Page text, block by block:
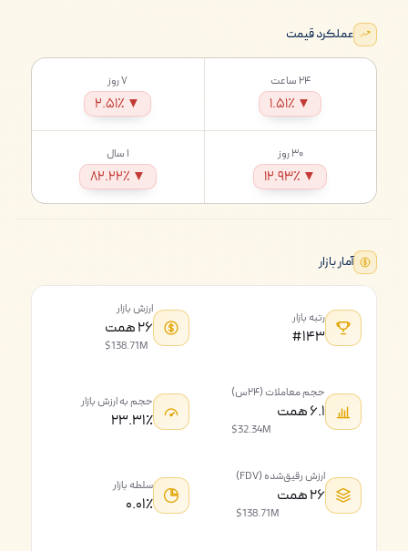
عملکرد قیمت
۲۴ ساعت
▼ ۱.۵۱٪
۷ روز
▼ ۲.۵۱٪
۳۰ روز
▼ ۱۲.۹۳٪
۱ سال
▼ ۸۲.۲۲٪
آمار بازار
رتبه بازار
#۱۴۳
ارزش بازار
۲۶ همت
$138.71M
حجم معاملات (۲۴س)
۶.۱ همت
$32.34M
حجم به ارزش بازار
۲۳.۳۱٪
ارزش رقیق‌شده (FDV)
۲۶ همت
$138.71M
سلطه بازار
۰.۰۱٪